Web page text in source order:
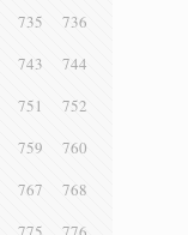
735
736
743
744
751
752
759
760
767
768